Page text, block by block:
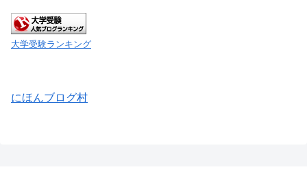
大学受験ランキング
にほんブログ村